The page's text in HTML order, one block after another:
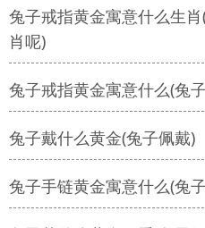
兔子戒指黄金寓意什么生
肖呢)
兔子戒指黄金寓意什么(兔
兔子戴什么黄金(兔子佩戴)
兔子手链黄金寓意什么(兔